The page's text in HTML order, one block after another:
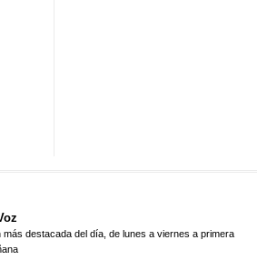
más destacada del día, de lunes a viernes a primera